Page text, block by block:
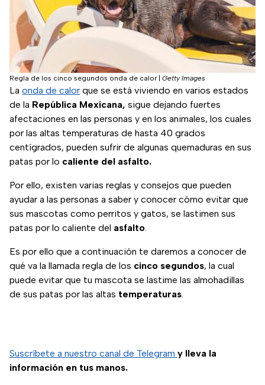
Regla de los cinco segundos onda de calor| Getty Images
La onda de calor que se está viviendo en varios estados
de la República Mexicana, sigue dejando fuertes
afectaciones en las personas y en los animales, los cuales
por las altas temperaturas de hasta 40 grados
centígrados, pueden sufrir de algunas quemaduras en sus
patas por lo caliente del asfalto.
Por ello, existen varias reglas y consejos que pueden
ayudar a las personas a saber y conocer cómo evitar que
sus mascotas como perritos y gatos, se lastimen sus
patas por lo caliente del asfalto.
Es por ello que a continuación te daremos a conocer de
qué va la llamada regla de los cinco segundos, la cual
puede evitar que tu mascota se lastime las almohadillas
de sus patas por las altas temperaturas.
Suscríbete a nuestro canal de Telegram y lleva la
información en tus manos.